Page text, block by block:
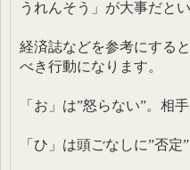
うれんそう」が大事だと
経済誌などを参考にする
べき行動になります。
「お」は”怒らない”。相
「ひ」は頭ごなしに”否